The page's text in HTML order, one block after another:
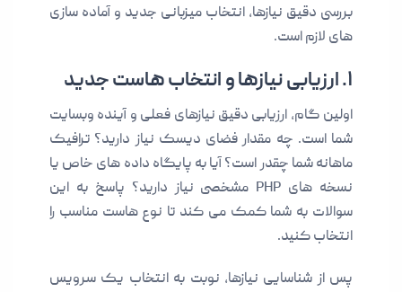
بررسی دقیق نیازها، انتخاب میزبانی جدید و آماده سازی
های لازم است.
۱. ارزیابی نیازها و انتخاب هاست جدید
اولین گام، ارزیابی دقیق نیازهای فعلی و آینده وبسایت
شما است. چه مقدار فضای دیسک نیاز دارید؟ ترافیک
ماهانه شما چقدر است؟ آیا به پایگاه داده های خاص یا
نسخه های PHP مشخصی نیاز دارید؟ پاسخ به این
سوالات به شما کمک می کند تا نوع هاست مناسب را
انتخاب کنید.
پس از شناسایی نیازها، نوبت به انتخاب یک سرویس